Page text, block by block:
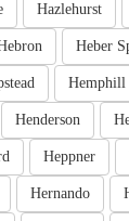
Hazlehurst
Heber
Hemphill
Henderson
Heppner
Hernando